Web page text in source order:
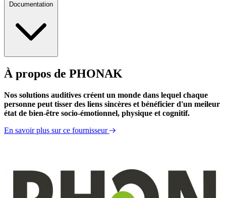
Documentation
À propos de PHONAK
Nos solutions auditives créent un monde dans lequel chaque
personne peut tisser des liens sincères et bénéficier d'un meileur
état de bien-être socio-émotionnel, physique et cognitif.
En savoir plus sur ce fournisseur